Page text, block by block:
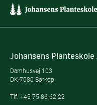
Johansens Planteskole
Damhusvej 103
DK-7080 Børkop
Tlf. +45 75 86 62 22